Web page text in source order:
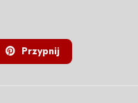
Przypnij